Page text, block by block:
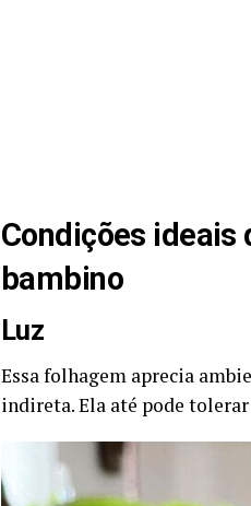
Condições ideais
bambino
Luz
Essa folhagem aprecia
indireta. Ela até pode